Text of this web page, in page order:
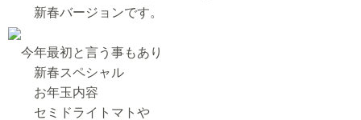
新春バージョンです。
今年最初と言う事もあり
新春スペシャル
お年玉内容
セミドライトマトや